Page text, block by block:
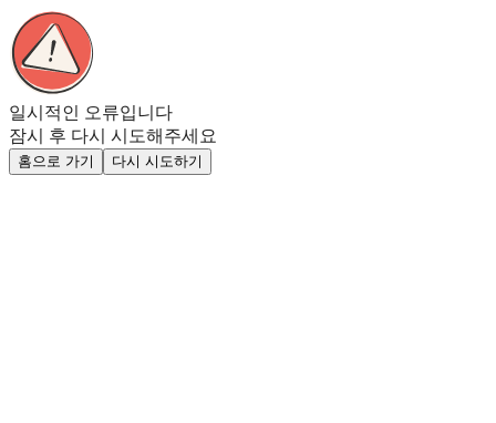
일시적인 오류입니다
잠시 후 다시 시도해주세요
홈으로 가기 다시 시도하기